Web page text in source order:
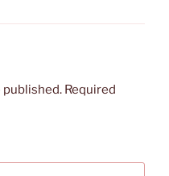
published. Required